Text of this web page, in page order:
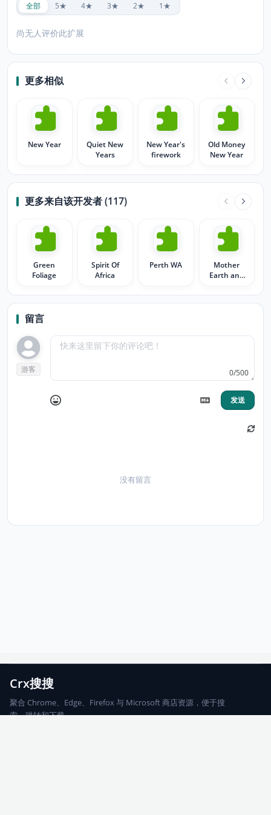
全部 5★ 4★ 3★ 2★ 1★
尚无人评价此扩展
更多相似
New Year
Quiet New
Years
New Year's
firework
Old Money
New Year
更多来自该开发者 (117)
Green
Foliage
Spirit Of
Africa
Perth WA
Mother
Earth and
Nature
留言
游客 0/500
发送
没有留言
Crx搜搜
聚合 Chrome、Edge、Firefox 与 Microsoft 商店资源，便于搜
索、跳转和下载。